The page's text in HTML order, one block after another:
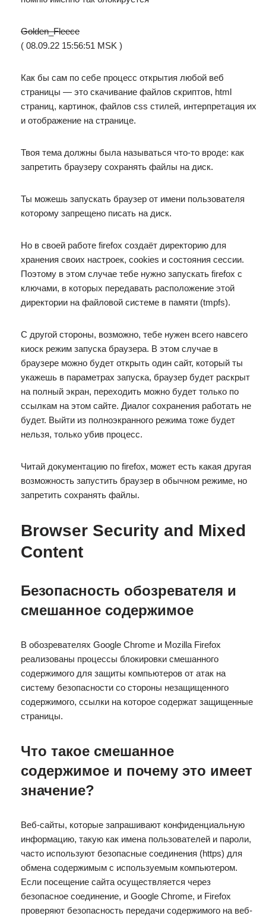
Golden_Fleece
( 08.09.22 15:56:51 MSK )
Как бы сам по себе процесс открытия любой веб
страницы — это скачивание файлов скриптов, html
страниц, картинок, файлов css стилей, интерпретация их
и отображение на странице.
Твоя тема должны была называться что-то вроде: как
запретить браузеру сохранять файлы на диск.
Ты можешь запускать браузер от имени пользователя
которому запрещено писать на диск.
Но в своей работе firefox создаёт директорию для
хранения своих настроек, cookies и состояния сессии.
Поэтому в этом случае тебе нужно запускать firefox с
ключами, в которых передавать расположение этой
директории на файловой системе в памяти (tmpfs).
С другой стороны, возможно, тебе нужен всего навсего
киоск режим запуска браузера. В этом случае в
браузере можно будет открыть один сайт, который ты
укажешь в параметрах запуска, браузер будет раскрыт
на полный экран, переходить можно будет только по
ссылкам на этом сайте. Диалог сохранения работать не
будет. Выйти из полноэкранного режима тоже будет
нельзя, только убив процесс.
Читай документацию по firefox, может есть какая другая
возможность запустить браузер в обычном режиме, но
запретить сохранять файлы.
Browser Security and Mixed
Content
Безопасность обозревателя и
смешанное содержимое
В обозревателях Google Chrome и Mozilla Firefox
реализованы процессы блокировки смешанного
содержимого для защиты компьютеров от атак на
систему безопасности со стороны незащищенного
содержимого, ссылки на которое содержат защищенные
страницы.
Что такое смешанное
содержимое и почему это имеет
значение?
Веб-сайты, которые запрашивают конфиденциальную
информацию, такую как имена пользователей и пароли,
часто используют безопасные соединения (https) для
обмена содержимым с используемым компьютером.
Если посещение сайта осуществляется через
безопасное соединение, и Google Chrome, и Firefox
проверяют безопасность передачи содержимого на веб-